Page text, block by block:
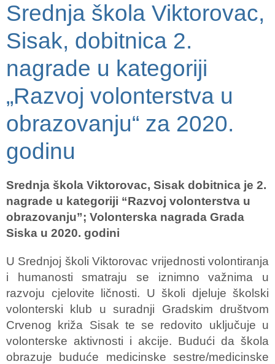
Srednja škola Viktorovac,
Sisak, dobitnica 2.
nagrade u kategoriji
„Razvoj volonterstva u
obrazovanju“ za 2020.
godinu
Srednja škola Viktorovac, Sisak dobitnica je 2.
nagrade u kategoriji “Razvoj volonterstva u
obrazovanju”; Volonterska nagrada Grada
Siska u 2020. godini
U Srednjoj školi Viktorovac vrijednosti volontiranja
i humanosti smatraju se iznimno važnima u
razvoju cjelovite ličnosti. U školi djeluje školski
volonterski klub u suradnji Gradskim društvom
Crvenog križa Sisak te se redovito uključuje u
volonterske aktivnosti i akcije. Budući da škola
obrazuje buduće medicinske sestre/medicinske